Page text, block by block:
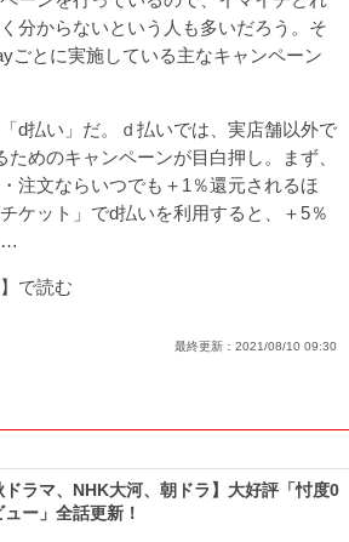
分からないという人も多いだろう。そ
ごとに実施している主なキャンペーン
d払い」だ。ｄ払いでは、実店舗以外で
めのキャンペーンが目白押し。まず、
注文ならいつでも＋1％還元されるほ
ケット」でd払いを利用すると、＋5％
…
で読む
最終更新： 2021/08/10 09:30
ドラマ、NHK大河、朝ドラ】大好評「忖度0
ュー」全話更新！